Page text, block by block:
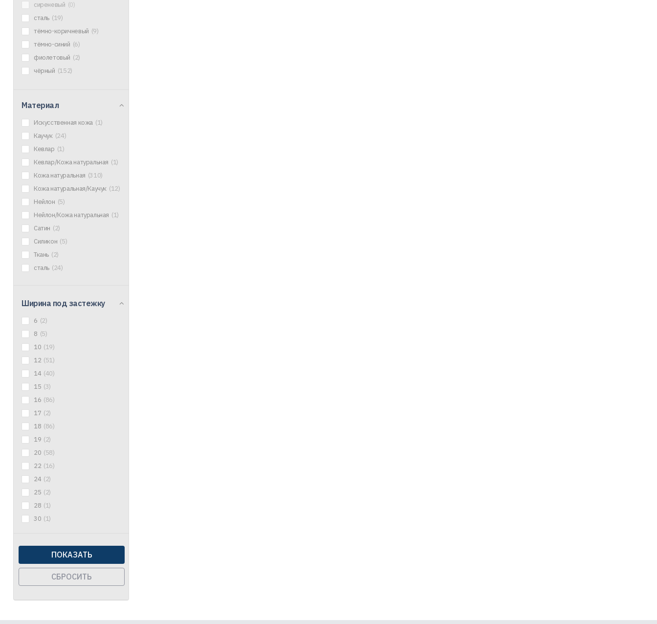
сиреневый (0)
сталь (19)
тёмно-коричневый (9)
тёмно-синий (6)
фиолетовый (2)
чёрный (152)
Материал
Искусственная кожа (1)
Каучук (24)
Кевлар (1)
Кевлар/Кожа натуральная (1)
Кожа натуральная (310)
Кожа натуральная/Каучук (12)
Нейлон (5)
Нейлон/Кожа натуральная (1)
Сатин (2)
Силикон (5)
Ткань (2)
сталь (24)
Ширина под застежку
6 (2)
8 (5)
10 (19)
12 (51)
14 (40)
15 (3)
16 (86)
17 (2)
18 (86)
19 (2)
20 (58)
22 (16)
24 (2)
25 (2)
28 (1)
30 (1)
ПОКАЗАТЬ
СБРОСИТЬ